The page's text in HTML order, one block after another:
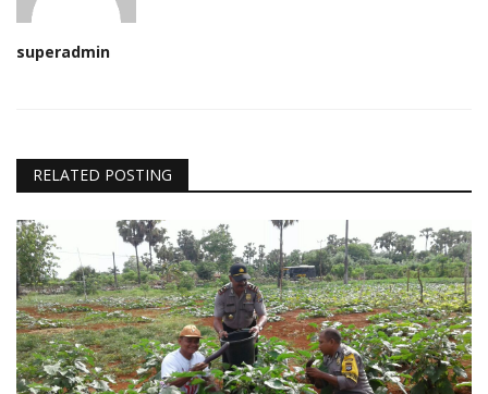
superadmin
RELATED POSTING